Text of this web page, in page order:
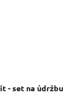
- set na údržbu